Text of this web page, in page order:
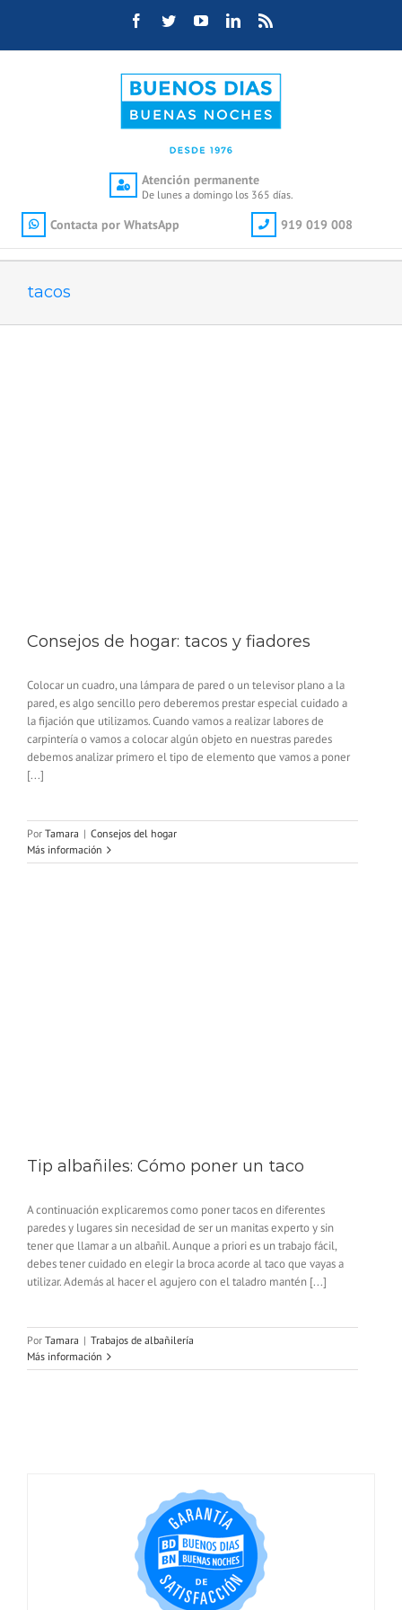
Facebook
TwitterYouTubeLinkedIn
Atención permanente
De lunes a domingo los 365 días.
Contacta por WhatsApp 919 019 008
tacos
Consejos de hogar: tacos y fiadores
Colocar un cuadro, una lámpara de pared o un televisor plano a la
pared, es algo sencillo pero deberemos prestar especial cuidado a
la fijación que utilizamos. Cuando vamos a realizar labores de
carpintería o vamos a colocar algún objeto en nuestras paredes
debemos analizar primero el tipo de elemento que vamos a poner
[...]
Por Tamara | Consejos del hogar
Más información
Tip albañiles: Cómo poner un taco
A continuación explicaremos como poner tacos en diferentes
paredes y lugares sin necesidad de ser un manitas experto y sin
tener que llamar a un albañil. Aunque a priori es un trabajo fácil,
debes tener cuidado en elegir la broca acorde al taco que vayas a
utilizar. Además al hacer el agujero con el taladro mantén [...]
Por Tamara | Trabajos de albañilería
Más información